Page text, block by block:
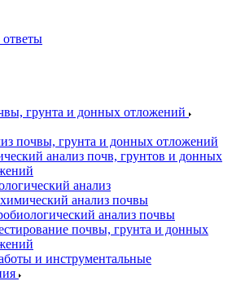
грунта и донных отложений
почвы, грунта и донных отложений
анализ почв, грунтов и донных
анализ
анализ почвы
анализ почвы
почвы, грунта и донных
и инструментальные